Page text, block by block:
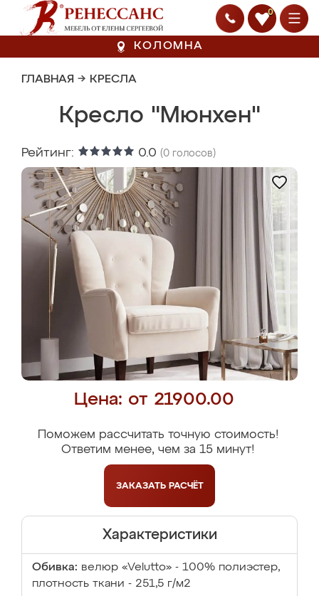
0
КОЛОМНА
ГЛАВНАЯ → КРЕСЛА
Кресло "Мюнхен"
Рейтинг: 0.0 (0 голосов)
Цена: от 21900.00
Поможем рассчитать точную стоимость!
Ответим менее, чем за 15 минут!
ЗАКАЗАТЬ РАСЧЁТ
Характеристики
Обивка: велюр «Velutto» - 100% полиэстер,
плотность ткани - 251,5 г/м2